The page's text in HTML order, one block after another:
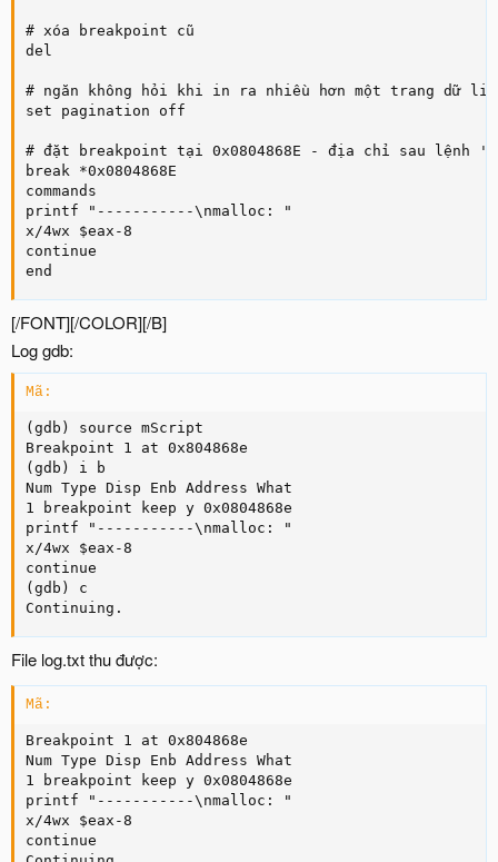
# xóa breakpoint cũ
del
# ngăn không hỏi khi in ra nhiều hơn một trang dữ
set pagination off
# đặt breakpoint tại 0x0804868E - địa chỉ sau lệnh
break *0x0804868E
commands
printf "-----------\nmalloc: "
x/4wx $eax-8
continue
end
[/FONT][/COLOR][/B]
Log gdb:
Mã:
(gdb) source mScript
Breakpoint 1 at 0x804868e
(gdb) i b
Num Type Disp Enb Address What
1 breakpoint keep y 0x0804868e
printf "-----------\nmalloc: "
x/4wx $eax-8
continue
(gdb) c
Continuing.
File log.txt thu được:
Mã:
Breakpoint 1 at 0x804868e
Num Type Disp Enb Address What
1 breakpoint keep y 0x0804868e
printf "-----------\nmalloc: "
x/4wx $eax-8
continue